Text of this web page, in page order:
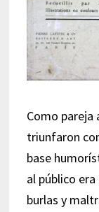
Como pareja
triunfaron
base
al público
burlas y